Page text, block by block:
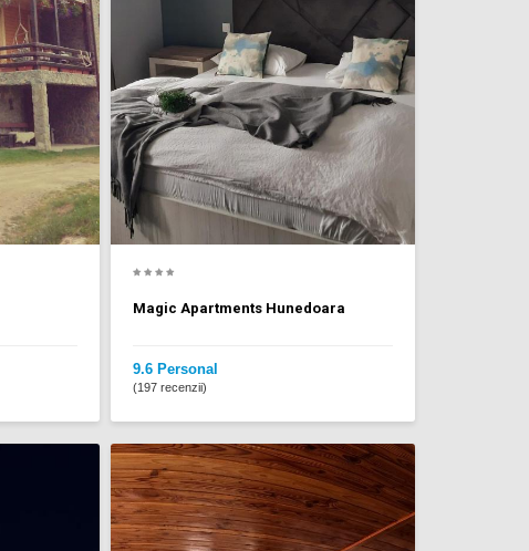
Magic Apartments Hunedoara
9.6 Personal
(197 recenzii)